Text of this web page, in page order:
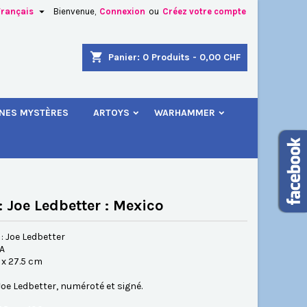
Bienvenue, Connexion ou Créez votre compte

shopping_cart Panier: 0 Produits - 0,00 CHF
MYSTÈRES ARTOYS WARHAMMER
Joe Ledbetter : Mexico
Joe Ledbetter
27.5 cm
Ledbetter, numéroté et signé.